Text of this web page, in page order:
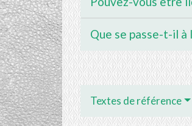
Que se passe-t-il à
Textes de référence